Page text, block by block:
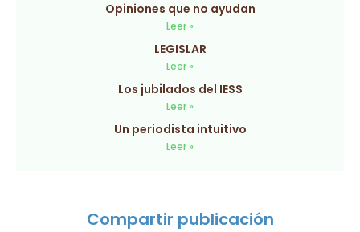
Opiniones que no ayudan
Leer »
LEGISLAR
Leer »
Los jubilados del IESS
Leer »
Un periodista intuitivo
Leer »
Compartir publicación